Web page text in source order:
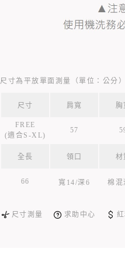
尺寸為平放單面測量（單位：公分
尺寸 肩寬 胸
FREE
(適合S-XL)
57
全長 領口 材
66 寬14/深6 棉混
尺寸測量 求助中心